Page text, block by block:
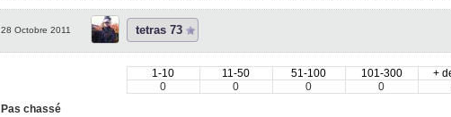
28 Octobre 2011 tetras 73
1-10 11-50 51-100 101-300
+
0
0 0 0
Pas chassé